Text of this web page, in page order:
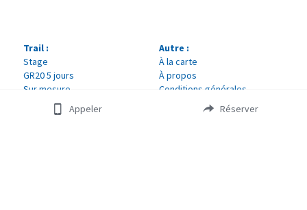
Trail :
Stage
GR20 5 jours
Sur mesure
Autre :
À la carte
À propos
Conditions générales
Tarifs et infos
Appeler Réserver